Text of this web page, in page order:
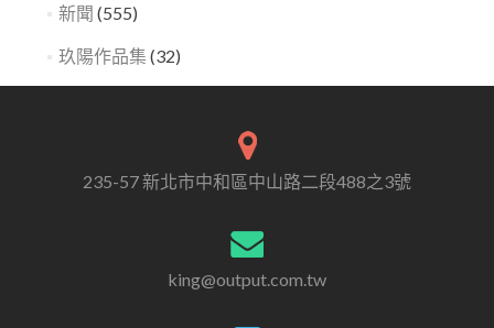
新聞 (555)
玖陽作品集 (32)
235-57 新北市中和區中山路二段488之3號
king@output.com.tw